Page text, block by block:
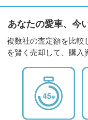
あなたの愛車、今
複数社の査定額を比較
を賢く売却して、購入